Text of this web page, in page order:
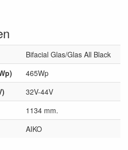
Bifacial Glas/Glas All Black
465Wp
32V-44V
1134 mm.
AIKO